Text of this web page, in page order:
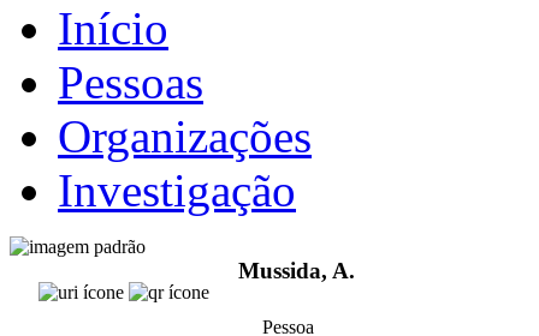
Início
Pessoas
Organizações
Investigação
Mussida, A.
Pessoa